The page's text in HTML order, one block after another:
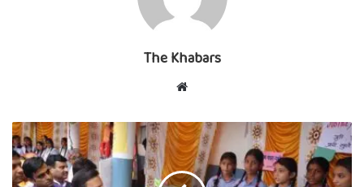
The Khabars
Website